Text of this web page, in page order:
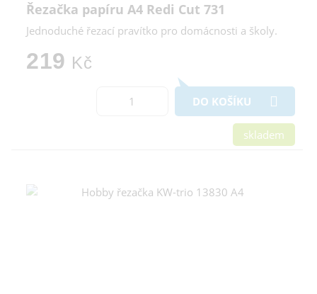
Řezačka papíru A4 Redi Cut 731
Jednoduché řezací pravítko pro domácnosti a školy.
219 Kč
DO KOŠÍKU
skladem